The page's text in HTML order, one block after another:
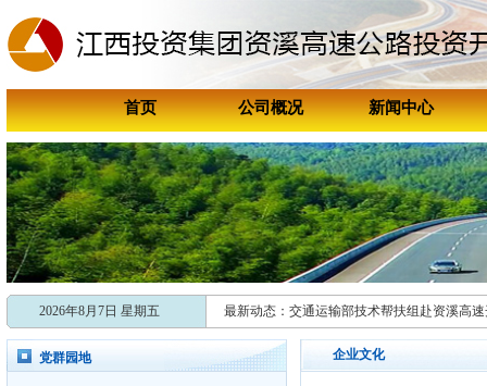
首页 公司概况 新闻中心
2026年8月7日 星期五 最新动态：
喜报！资溪高速连续两年获评资
喜讯！资溪高速成功获评“国家
交通运输部技术帮扶组赴资溪高
共促引车上路，多维发力开启跨
党群园地 企业文化